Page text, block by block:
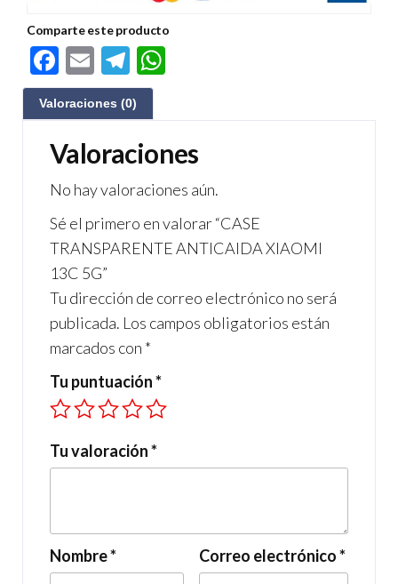
Comparte este producto
F
ac
e
b
o
o
k
E
m
ail
Te
le
gr
a
m
s
A
p
p
Valoraciones (0)
Valoraciones
No hay valoraciones aún.
Sé el primero en valorar “CASE
TRANSPARENTE ANTICAIDA XIAOMI
13C 5G”
Tu dirección de correo electrónico no será
publicada. Los campos obligatorios están
marcados con *
Tu puntuación*
Tu valoración*
Nombre* Correo electrónico*